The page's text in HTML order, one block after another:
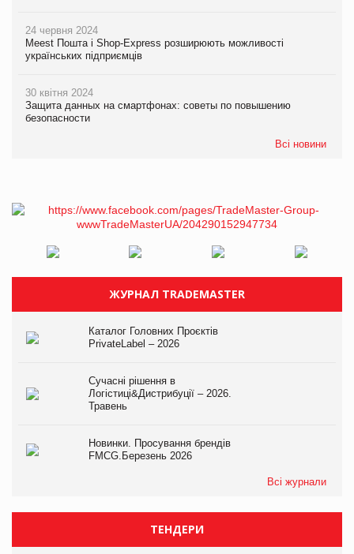
24 червня 2024
Meest Пошта і Shop-Express розширюють можливості
українських підприємців
30 квітня 2024
Защита данных на смартфонах: советы по повышению
безопасности
Всі новини
ЖУРНАЛ TRADEMASTER
Каталог Головних Проєктів
PrivateLabel – 2026
Сучасні рішення в
Логістиці&Дистрибуції – 2026.
Травень
Новинки. Просування брендів
FMCG.Березень 2026
Всі журнали
ТЕНДЕРИ